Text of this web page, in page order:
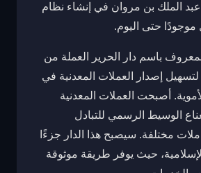
عبد الملك بن مروان في إنشاء نظام
موجودًا حتى اليوم.
باسم دار الحرير العملة من
لتسهيل إصدار العملات المعدنية في
أصبحت العملات المعدنية
الوسيط الرسمي للتبادل
مختلفة. سيصبح هذا الدار جزءًا
حيث يوفر طريقة موثوقة